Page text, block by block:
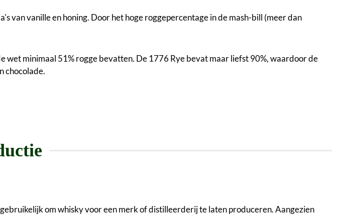
van vanille en honing. Door het hoge roggepercentage in de mash-bill (meer dan
wet minimaal 51% rogge bevatten. De 1776 Rye bevat maar liefst 90%, waardoor de
chocolade.
om whisky voor een merk of distilleerderij te laten produceren. Aangezien